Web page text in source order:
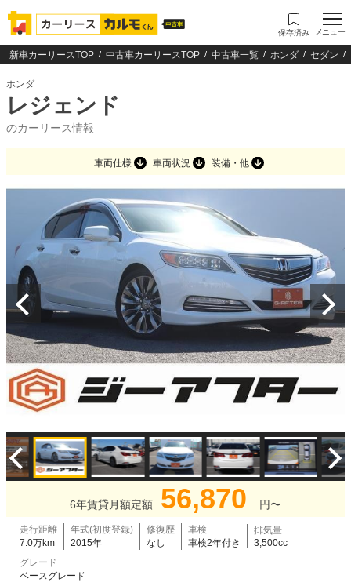
保存済み メニュー
新車カーリースTOP 中古車カーリースTOP 中古車一覧 ホンダ セダン
ホンダ
レジェンド
のカーリース情報
車両仕様 車両状況 装備・他
6年賃貸月額定額 56,870 円〜
走行距離
7.0万km
年式(初度登録)
2015年
修復歴
なし
車検
車検2年付き
排気量
3,500cc
グレード
ベースグレード